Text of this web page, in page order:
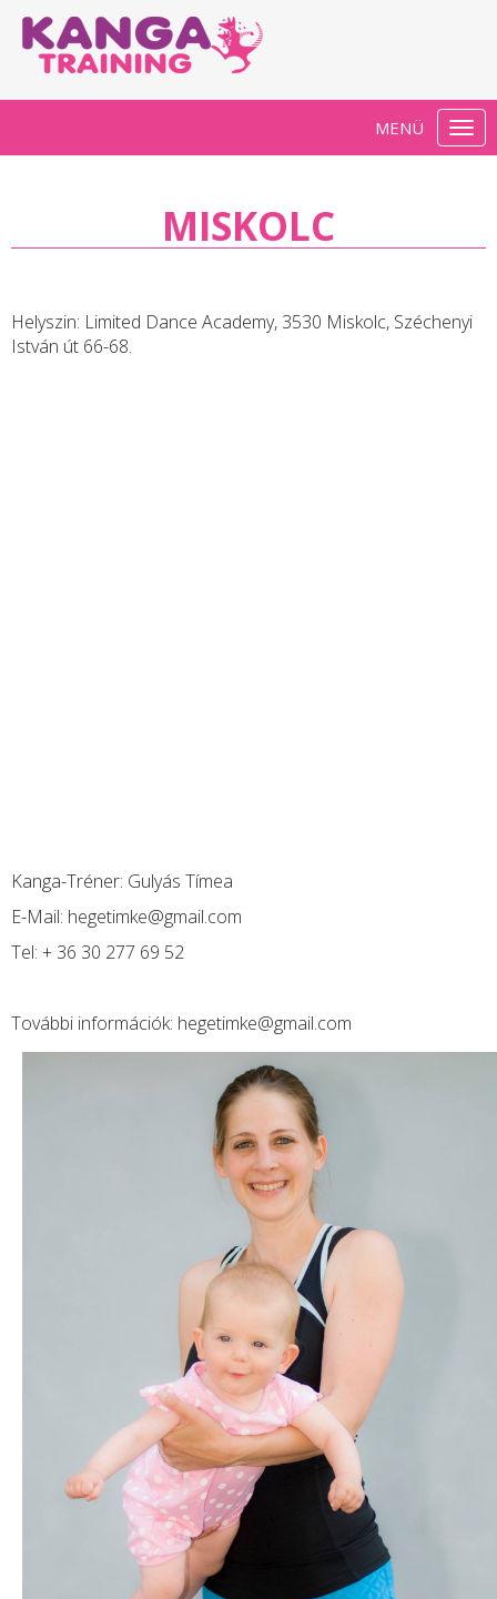
MENÜ
MISKOLC
Helyszin: Limited Dance Academy, 3530 Miskolc, Széchenyi
István út 66-68.
Kanga-Tréner: Gulyás Tímea
E-Mail: hegetimke@gmail.com
Tel: + 36 30 277 69 52
További információk: hegetimke@gmail.com